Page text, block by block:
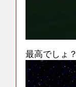
最高でしょ？